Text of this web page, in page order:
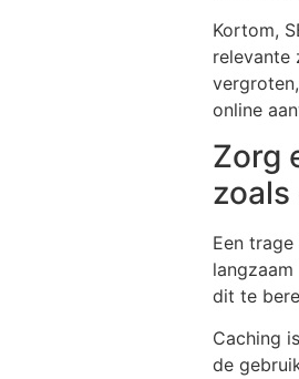
Kortom,
relevante
online
Zorg
Een
dit te
Caching
de